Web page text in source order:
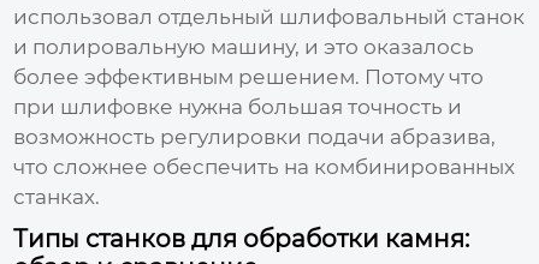
использовал отдельный шлифовальный станок
и полировальную машину, и это оказалось
более эффективным решением. Потому что
при шлифовке нужна большая точность и
возможность регулировки подачи абразива,
что сложнее обеспечить на комбинированных
станках.
Типы станков для обработки камня: